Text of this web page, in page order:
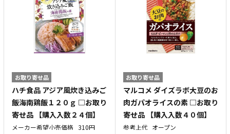
お取り寄せ品
ハチ食品 アジア風炊き込みご
飯海南鶏飯１２０ｇ □お取り
寄せ品 【購入入数２４個】
メーカー希望小売価格 310円
お取り寄せ品
マルコメ ダイズラボ大豆のお
肉ガパオライスの素 □お取り
寄せ品 【購入入数４０個】
参考上代 オープン